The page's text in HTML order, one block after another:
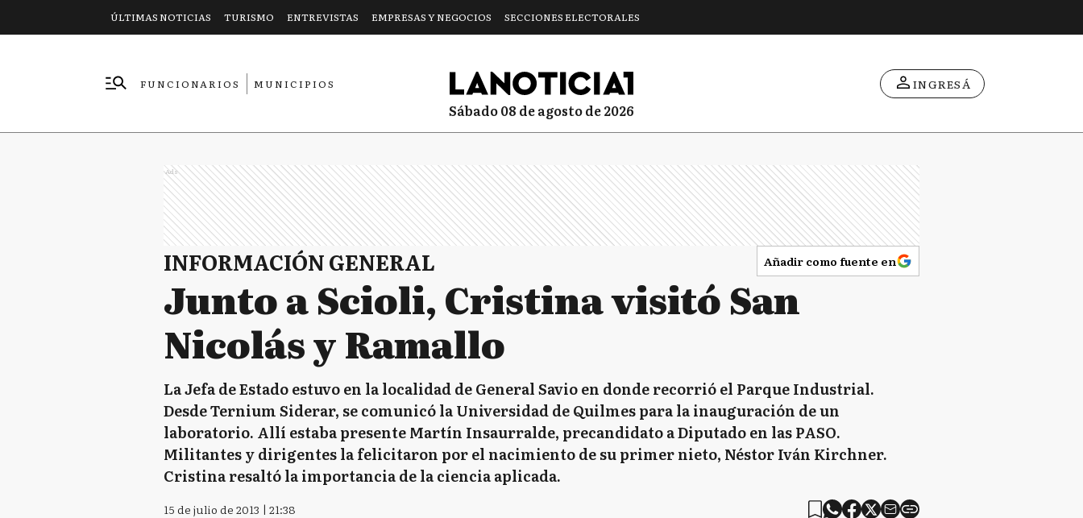
ÚLTIMAS NOTICIAS TURISMO ENTREVISTAS EMPRESAS Y NEGOCIOS SECCIONES ELECTORALES
FUNCIONARIOS
MUNICIPIOS
sábado 08 de agosto de 2026
INGRESÁ
Ads
INFORMACIÓN GENERAL Añadir como fuente en
Junto a Scioli, Cristina visitó San
Nicolás y Ramallo
La Jefa de Estado estuvo en la localidad de General Savio en donde recorrió el Parque Industrial.
Desde Ternium Siderar, se comunicó la Universidad de Quilmes para la inauguración de un
laboratorio. Allí estaba presente Martín Insaurralde, precandidato a Diputado en las PASO.
Militantes y dirigentes la felicitaron por el nacimiento de su primer nieto, Néstor Iván Kirchner.
Cristina resaltó la importancia de la ciencia aplicada.
15 de julio de 2013 | 21:38